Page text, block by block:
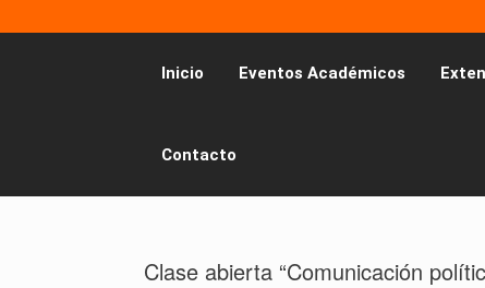
Inicio Eventos Académicos
Contacto
Clase abierta “Comunicación